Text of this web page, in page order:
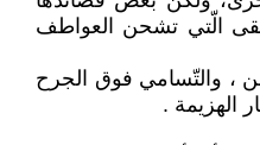
الّتي تشحن العواطف
، والتّسامي فوق الجرح
الهزيمة .